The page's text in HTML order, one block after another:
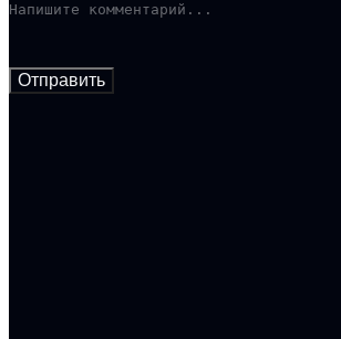
Отправить